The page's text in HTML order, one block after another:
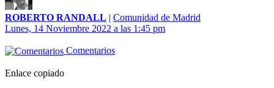
ROBERTO RANDALL | Comunidad de Madrid
Lunes, 14 Noviembre 2022 a las 1:45 pm
Comentarios
Enlace copiado